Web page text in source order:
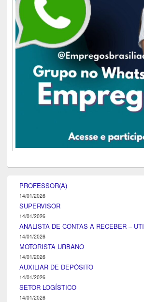
PROFESSOR(A)
14/01/2026
SUPERVISOR
14/01/2026
ANALISTA DE CONTAS A RECEBER – UTI
14/01/2026
MOTORISTA URBANO
14/01/2026
AUXILIAR DE DEPÓSITO
14/01/2026
SETOR LOGÍSTICO
14/01/2026